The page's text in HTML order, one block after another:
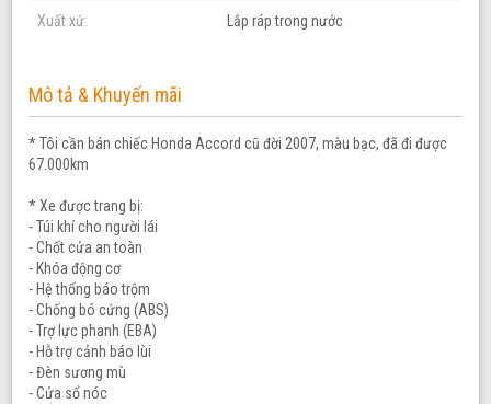
Xuất xứ: Lắp ráp trong nước
Mô tả & Khuyến mãi
* Tôi cần bán chiếc Honda Accord cũ đời 2007, màu bạc, đã đi được
67.000km
* Xe được trang bị:
- Túi khí cho người lái
- Chốt cửa an toàn
- Khóa động cơ
- Hệ thống báo trộm
- Chống bó cứng (ABS)
- Trợ lực phanh (EBA)
- Hỗ trợ cảnh báo lùi
- Đèn sương mù
- Cửa sổ nóc